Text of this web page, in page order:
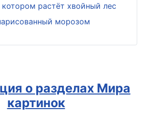
растёт хвойный лес
морозом
о разделах Мира
картинок